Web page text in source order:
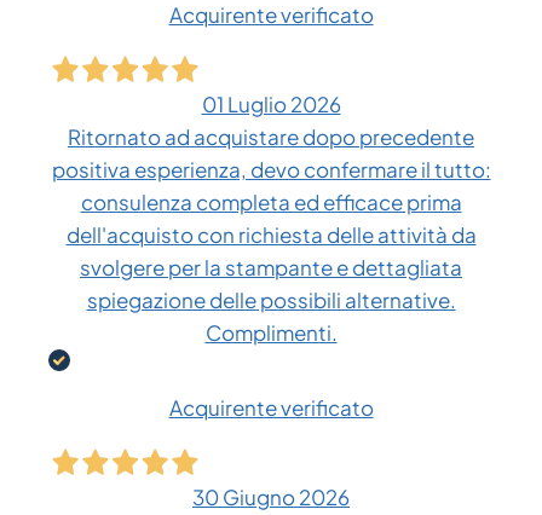
Acquirente verificato
01 Luglio 2026
Ritornato ad acquistare dopo precedente
positiva esperienza, devo confermare il tutto:
consulenza completa ed efficace prima
dell'acquisto con richiesta delle attività da
svolgere per la stampante e dettagliata
spiegazione delle possibili alternative.
Complimenti.
Acquirente verificato
30 Giugno 2026